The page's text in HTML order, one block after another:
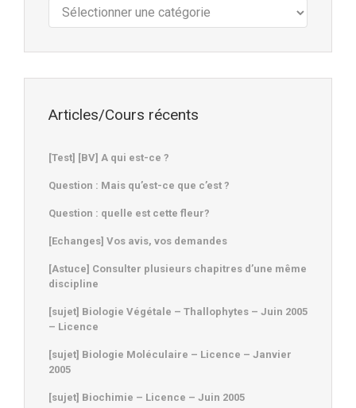
Articles/Cours récents
[Test] [BV] A qui est-ce ?
Question : Mais qu’est-ce que c’est ?
Question : quelle est cette fleur?
[Echanges] Vos avis, vos demandes
[Astuce] Consulter plusieurs chapitres d’une même
discipline
[sujet] Biologie Végétale – Thallophytes – Juin 2005
– Licence
[sujet] Biologie Moléculaire – Licence – Janvier
2005
[sujet] Biochimie – Licence – Juin 2005